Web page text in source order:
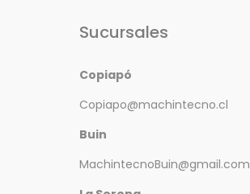
Sucursales
Copiapó
Copiapo@machintecno.cl
Buin
MachintecnoBuin@gmail.com